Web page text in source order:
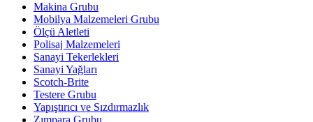
Makina Grubu
Mobilya Malzemeleri Grubu
Ölçü Aletleti
Polisaj Malzemeleri
Sanayi Tekerlekleri
Sanayi Yağları
Scotch-Brite
Testere Grubu
Yapıştırıcı ve Sızdırmazlık
Zımpara Grubu